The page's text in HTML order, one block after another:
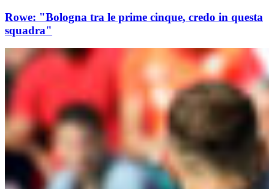
Rowe: "Bologna tra le prime cinque, credo in questa
squadra"